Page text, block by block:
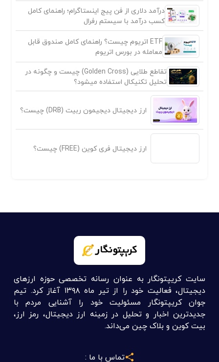
درآمد دلاری از فن پیج اینستاگرام؛ راهنمای کامل
کسب درآمد با سیستم رفرال
ETF اتریوم چیست؟ راهنمای کامل صندوق قابل
معامله در بورس اتریوم
تقاطع طلایی (Golden Cross) چیست و چگونه در
تحلیل تکنیکال استفاده میشود؟
ارز دیجیتال دیجیمون ربیت (DRB) چیست؟
ارز دیجیتال فری کوین (FREE) چیست؟
سایت کریپتونگار به عنوان رسانه تخصصی حوزه ارزهای
دیجیتال، فعالیت خود را از تیر ماه ۱۳۹۸ آغاز کرد. تیم
جوان کریپتونگار مسئولیت خود را آشنایی مردم با
جدیدترین اخبار و تحلیل در زمینه ارز دیجیتال، رمز ارز،
بیت کوین و بلاک چین می‌داند.
تماس با ما :